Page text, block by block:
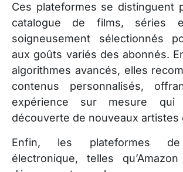
Ces plateformes se distinguent
catalogue de films, séries
soigneusement sélectionnés
aux goûts variés des abonnés.
algorithmes avancés, elles
contenus personnalisés,
expérience sur mesure
découverte de nouveaux
Enfin, les plateformes de
électronique, telles